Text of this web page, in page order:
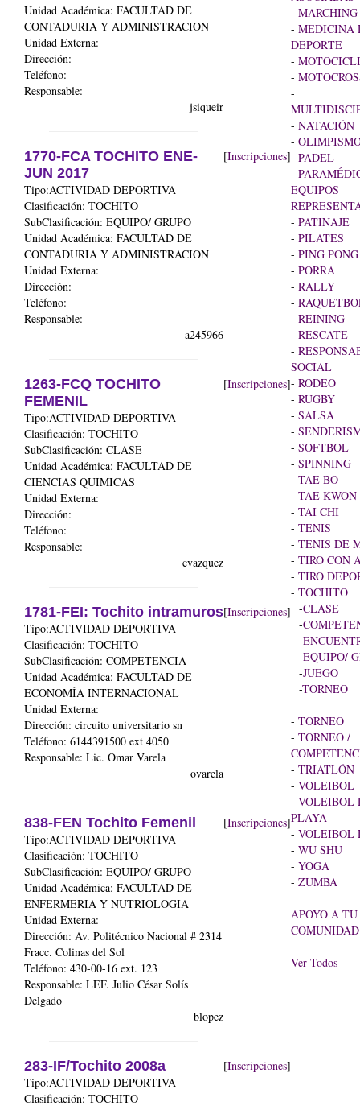
-
- MEDICINA
DEPORTE
-
-
-
- NATACIÓN
-
- PADEL
-
EQUIPOS
- PATINAJE
- PILATES
- PING PONG
- PORRA
- RALLY
-
- REINING
- RESCATE
-
SOCIAL
- RODEO
- RUGBY
- SALSA
-
- SOFTBOL
- SPINNING
- TAE BO
- TAE KWON
- TAI CHI
- TENIS
- TENIS DE
- TIRO CON
- TIRO
- TOCHITO
-CLASE
-
-
-EQUIPO/
-JUEGO
-TORNEO
- TORNEO
- TORNEO /
- TRIATLÓN
- VOLEIBOL
- VOLEIBOL
PLAYA
- VOLEIBOL
- WU SHU
- YOGA
- ZUMBA
APOYO A TU
COMUNIDAD
Ver Todos
Unidad Académica: FACULTAD DE
CONTADURIA Y ADMINISTRACION
Unidad Externa:
Dirección:
Teléfono:
Responsable:
jsiqueir
1770-FCA TOCHITO ENE-
JUN 2017
Tipo:ACTIVIDAD DEPORTIVA
Clasificación: TOCHITO
SubClasificación: EQUIPO/ GRUPO
Unidad Académica: FACULTAD DE
CONTADURIA Y ADMINISTRACION
Unidad Externa:
Dirección:
Teléfono:
Responsable:
a245966
[Inscripciones]
1263-FCQ TOCHITO
FEMENIL
Tipo:ACTIVIDAD DEPORTIVA
Clasificación: TOCHITO
SubClasificación: CLASE
Unidad Académica: FACULTAD DE
CIENCIAS QUIMICAS
Unidad Externa:
Dirección:
Teléfono:
Responsable:
cvazquez
[Inscripciones]
1781-FEI: Tochito intramuros
Tipo:ACTIVIDAD DEPORTIVA
Clasificación: TOCHITO
SubClasificación: COMPETENCIA
Unidad Académica: FACULTAD DE
ECONOMÍA INTERNACIONAL
Unidad Externa:
Dirección: circuito universitario sn
Teléfono: 6144391500 ext 4050
Responsable: Lic. Omar Varela
ovarela
[Inscripciones]
838-FEN Tochito Femenil
Tipo:ACTIVIDAD DEPORTIVA
Clasificación: TOCHITO
SubClasificación: EQUIPO/ GRUPO
Unidad Académica: FACULTAD DE
ENFERMERIA Y NUTRIOLOGIA
Unidad Externa:
Dirección: Av. Politécnico Nacional # 2314
Fracc. Colinas del Sol
Teléfono: 430-00-16 ext. 123
Responsable: LEF. Julio César Solís
Delgado
blopez
[Inscripciones]
283-IF/Tochito 2008a
Tipo:ACTIVIDAD DEPORTIVA
Clasificación: TOCHITO
[Inscripciones]